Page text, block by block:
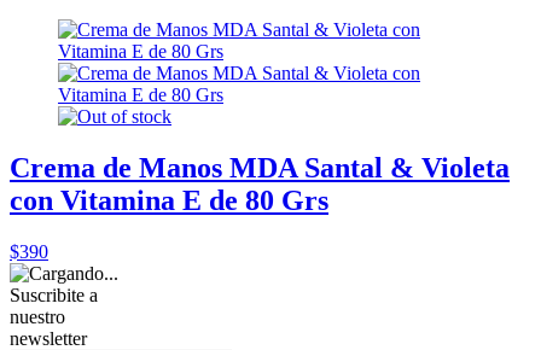
Crema de Manos MDA Santal & Violeta
con Vitamina E de 80 Grs
$390
Suscribite a
nuestro
newsletter